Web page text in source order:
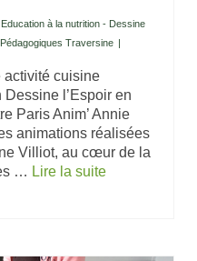
Education à la nutrition - Dessine
Traversine |
activité cuisine
Dessine l’Espoir en
Paris Anim’ Annie
animations réalisées
Villiot, au cœur de la
… Lire la suite